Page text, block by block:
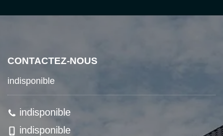
CONTACTEZ-NOUS
indisponible
indisponible
indisponible